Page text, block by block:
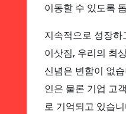
이동할 수 있도록
지속적으로 성장
이삿짐, 우리의 최
신념은 변함이 없
인은 물론 기업 고
로 기억되고 있습